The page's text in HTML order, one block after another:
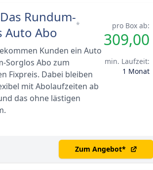
Rundum-
Auto Abo
*
Kunden ein Auto
Sorglos Abo zum
Fixpreis. Dabei bleiben
mit Abolaufzeiten ab
das ohne lästigen
pro Box ab:
309,00
min. Laufzeit:
1 Monat
Zum Angebot*